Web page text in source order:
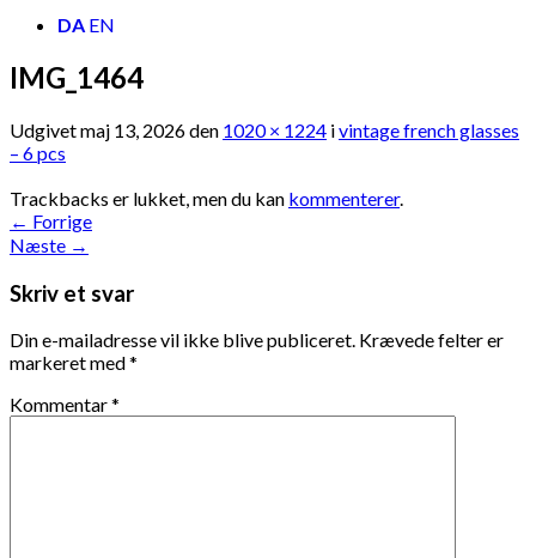
DA EN
IMG_1464
Udgivetmaj 13, 2026den 1020 × 1224 ivintage french glasses
– 6 pcs
Trackbacks er lukket, men du kan kommenterer.
← Forrige
Næste →
Skriv et svar
Din e-mailadresse vil ikke blive publiceret. Krævede felter er
markeret med*
Kommentar*